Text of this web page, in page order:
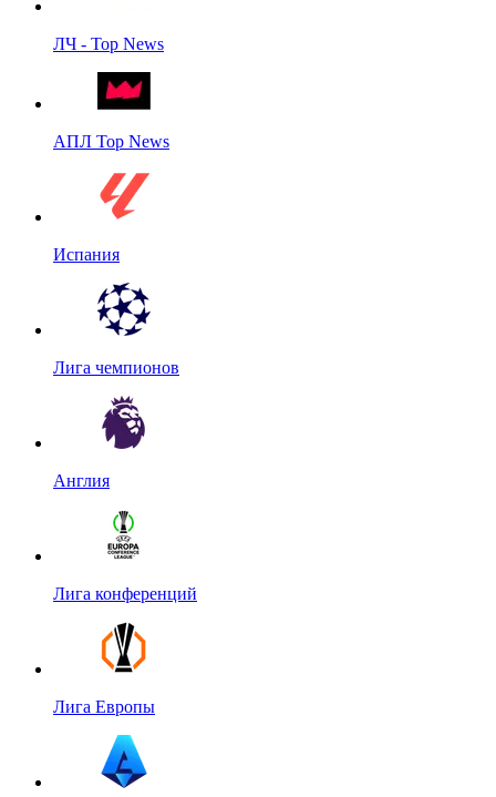
ЛЧ - Top News
АПЛ Top News
Испания
Лига чемпионов
Англия
Лига конференций
Лига Европы